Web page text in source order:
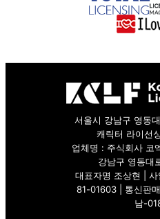
서울시 강남구 영동
캐릭터 라이선
업체명 : 주식회사 코
강남구 영동대
대표자명 조상현 |
81-01603 | 통신판
남-